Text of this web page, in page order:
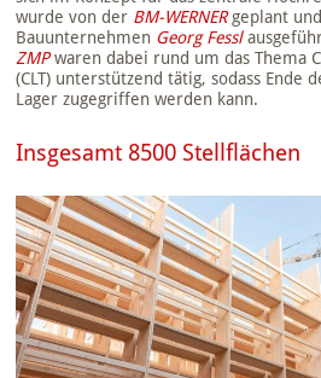
wurde von der BM-WERNERgeplant
Bauunternehmen Georg Fessl
ZMPwaren dabei rund um das Thema
(CLT) unterstützend tätig, sodass Ende
Lager zugegriffen werden kann.
Insgesamt 8500 Stellflächen